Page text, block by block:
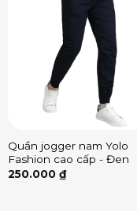
Quần jogger nam Yolo
Fashion cao cấp - Đen
250.000 ₫